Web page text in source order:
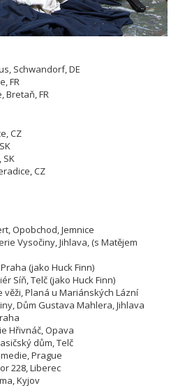
Schwandorf, DE
FR
Bretaň, FR
CZ
SK
CZ
Opobchod, Jemnice
Vysočiny, Jihlava, (s Matějem
(jako Huck Finn)
Síň, Telč (jako Huck Finn)
věži, Planá u Mariánských Lázní
Dům Gustava Mahlera, Jihlava
Hřivnáč, Opava
dům, Telč
Prague
228, Liberec
Kyjov